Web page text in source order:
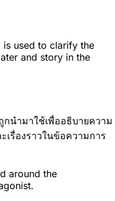
used to clarify the
and story in the
กนำมาใช้เพื่ออธิบายความ
เรื่องราวในข้อความการ
around the